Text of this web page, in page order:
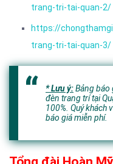
trang-tri-tai-quan-2/
https://
trang-tri-tai-quan-3/
* Lưu ý:Bảng báo
đèn trang trí tại
100%. Quý khách
báo giá miễn phí.